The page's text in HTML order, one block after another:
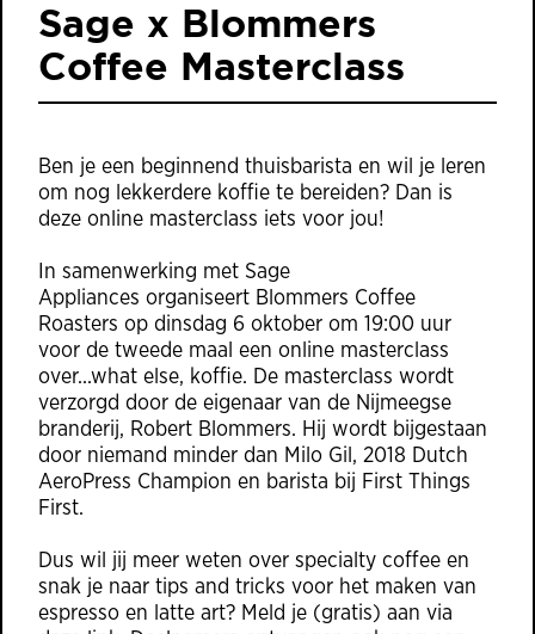
Sage x Blommers
Coffee Masterclass
Ben je een beginnend thuisbarista en wil je leren
om nog lekkerdere koffie te bereiden? Dan is
deze online masterclass iets voor jou!
In samenwerking met Sage
Appliances organiseert Blommers Coffee
Roasters op dinsdag 6 oktober om 19:00 uur
voor de tweede maal een online masterclass
over...what else, koffie. De masterclass wordt
verzorgd door de eigenaar van de Nijmeegse
branderij, Robert Blommers. Hij wordt bijgestaan
door niemand minder dan Milo Gil , 2018 Dutch
AeroPress Champion en barista bij First Things
First.
Dus wil jij meer weten over specialty coffee en
snak je naar tips and tricks voor het maken van
espresso en latte art? Meld je (gratis) aan via